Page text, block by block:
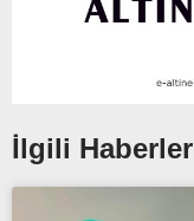
İlgili Haberler